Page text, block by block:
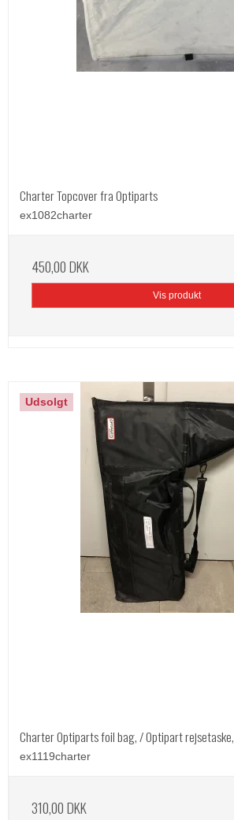
Charter Topcover fra Optiparts
ex1082charter
450,00 DKK
Vis produkt
Udsolgt
Charter Optiparts foil bag, / Optipart rejsetaske,
ex1119charter
310,00 DKK